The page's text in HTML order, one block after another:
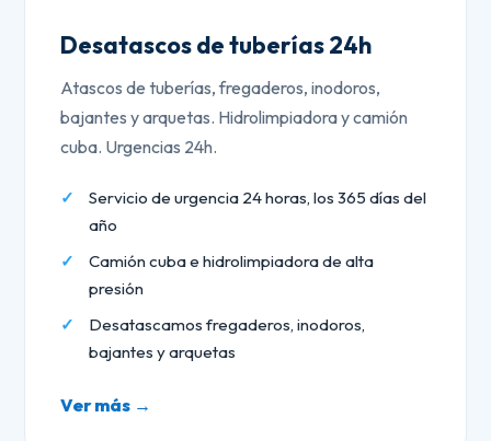
Desatascos de tuberías 24h
Atascos de tuberías, fregaderos, inodoros,
bajantes y arquetas. Hidrolimpiadora y camión
cuba. Urgencias 24h.
Servicio de urgencia 24 horas, los 365 días del
año
Camión cuba e hidrolimpiadora de alta
presión
Desatascamos fregaderos, inodoros,
bajantes y arquetas
Ver más →